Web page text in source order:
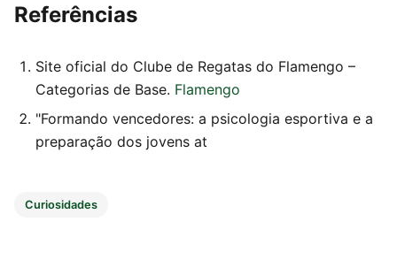
Referências
Site oficial do Clube de Regatas do Flamengo –
Categorias de Base. Flamengo
"Formando vencedores: a psicologia esportiva e a
preparação dos jovens at
Curiosidades